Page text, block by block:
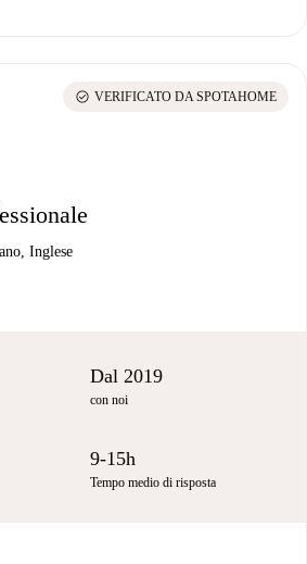
Inglese
check_circle VERIFICATO DA SPOTAHOME
Dal 2019
con noi
9-15h
Tempo medio di risposta